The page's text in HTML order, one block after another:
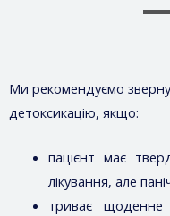
Ми рекомендуємо
детоксикацію, якщо:
пацієнт має
лікування, але
триває щоденне